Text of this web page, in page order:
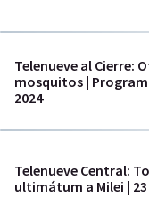
Telenueve al Cierre:
mosquitos |
2024
Telenueve Central:
ultimátum a Milei |